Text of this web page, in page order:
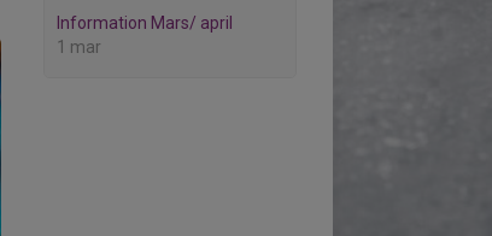
Information Mars/ april
1 mar